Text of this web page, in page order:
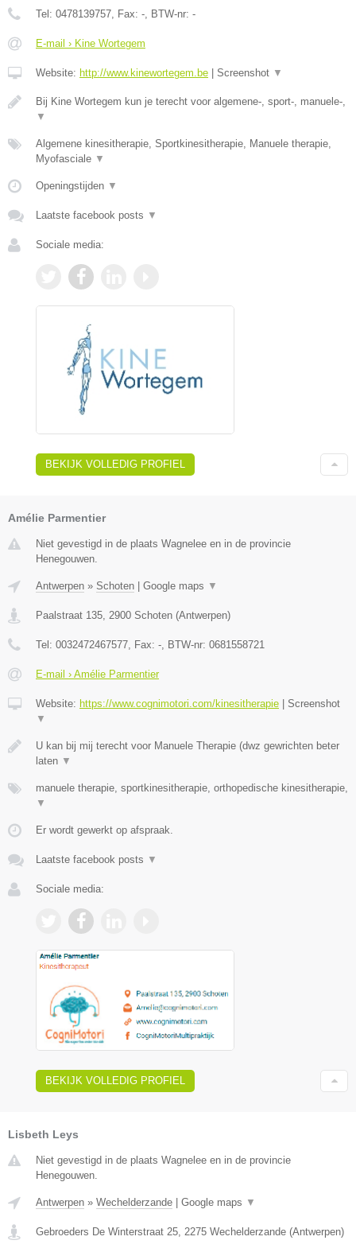
Tel: 0478139757, Fax: -, BTW-nr: -
E-mail › Kine Wortegem
Website: http://www.kinewortegem.be Screenshot ▼
Bij Kine Wortegem kun je terecht voor algemene-, sport-, manuele-,
▼
Algemene kinesitherapie, Sportkinesitherapie, Manuele therapie,
Myofasciale ▼
Openingstijden ▼
Laatste facebook posts ▼
Sociale media:
BEKIJK VOLLEDIG PROFIEL
Amélie Parmentier
Niet gevestigd in de plaats Wagnelee en in de provincie
Henegouwen.
Antwerpen » Schoten Google maps ▼
Paalstraat 135, 2900 Schoten (Antwerpen)
Tel: 0032472467577, Fax: -, BTW-nr: 0681558721
E-mail › Amélie Parmentier
Website: https://www.cognimotori.com/kinesitherapie
Screenshot
▼
U kan bij mij terecht voor Manuele Therapie (dwz gewrichten beter
laten ▼
manuele therapie, sportkinesitherapie, orthopedische kinesitherapie,
▼
Er wordt gewerkt op afspraak.
Laatste facebook posts ▼
Sociale media:
BEKIJK VOLLEDIG PROFIEL
Lisbeth Leys
Niet gevestigd in de plaats Wagnelee en in de provincie
Henegouwen.
Antwerpen » Wechelderzande Google maps ▼
Gebroeders De Winterstraat 25, 2275 Wechelderzande (Antwerpen)